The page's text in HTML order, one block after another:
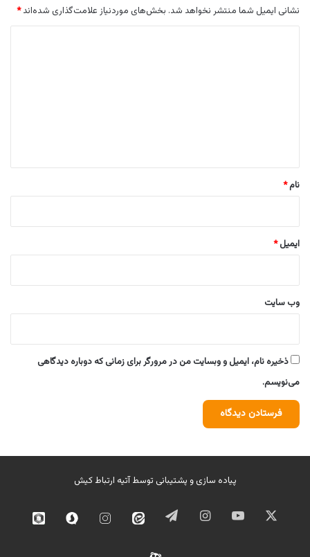
نشانی ایمیل شما منتشر نخواهد شد. بخش‌های موردنیاز علامت‌گذاری شده‌اند*
نام*
ایمیل*
وب‌ سایت
ذخیره نام، ایمیل و وبسایت من در مرورگر برای زمانی که دوباره دیدگاهی
می‌نویسم.
پیاده سازی و پشتیبانی توسطآتیه ارتباط کیش
ایکس یوتیوب اینستاگرامتلگرام ایتا
اینستاگرامسروش